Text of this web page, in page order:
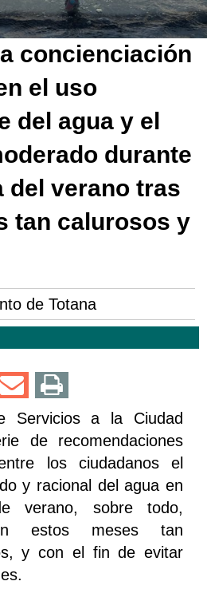
concienciación
el uso
del agua y el
durante
del verano tras
tan calurosos y
de Totana
Servicios a la Ciudad
de recomendaciones
los ciudadanos el
y racional del agua en
verano, sobre todo,
estos meses tan
y con el fin de evitar